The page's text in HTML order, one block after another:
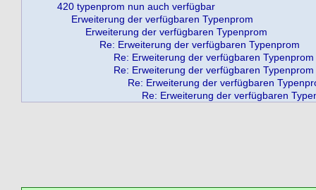
420 typenprom nun auch verfügbar
Erweiterung der verfügbaren Typenprom
Erweiterung der verfügbaren Typenprom
Re: Erweiterung der verfügbaren Typenprom
Re: Erweiterung der verfügbaren Typenprom
Re: Erweiterung der verfügbaren Typenprom
Re: Erweiterung der verfügbaren
Re: Erweiterung der verfügbaren